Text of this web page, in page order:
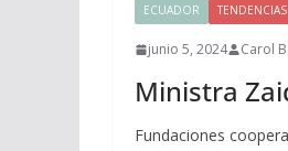
ECUADOR TENDENCIAS
junio 5, 2024 Carol
Ministra
Fundaciones